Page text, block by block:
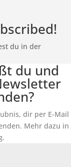
du in der
du und
dir per E-Mail
Mehr dazu in